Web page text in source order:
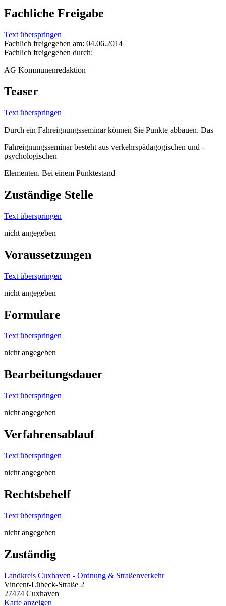
Fachliche Freigabe
Text überspringen
Fachlich freigegeben am: 04.06.2014
Fachlich freigegeben durch:
AG Kommunenredaktion
Teaser
Text überspringen
Durch ein Fahreignungsseminar können Sie Punkte abbauen. Das
Fahreignungsseminar besteht aus verkehrspädagogischen und -
psychologischen
Elementen. Bei einem Punktestand
Zuständige Stelle
Text überspringen
nicht angegeben
Voraussetzungen
Text überspringen
nicht angegeben
Formulare
Text überspringen
nicht angegeben
Bearbeitungsdauer
Text überspringen
nicht angegeben
Verfahrensablauf
Text überspringen
nicht angegeben
Rechtsbehelf
Text überspringen
nicht angegeben
Zuständig
Landkreis Cuxhaven - Ordnung & Straßenverkehr
Vincent-Lübeck-Straße 2
27474 Cuxhaven
Karte anzeigen